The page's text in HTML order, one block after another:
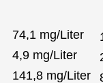
74,1 mg/Liter
4,9 mg/Liter
141,8 mg/Liter